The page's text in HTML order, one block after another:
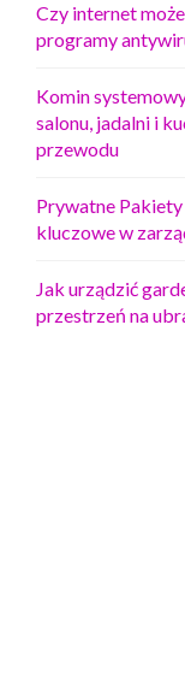
Czy internet
programy
Komin
salonu, jadalni i
przewodu
Prywatne
kluczowe w
Jak urządzić
przestrzeń na